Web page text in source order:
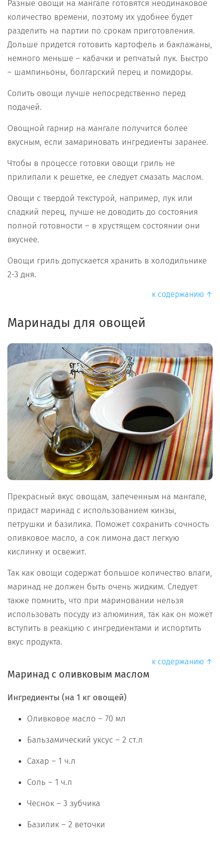
Разные овощи на мангале готовятся неодинаковое
количество времени, поэтому их удобнее будет
разделить на партии по срокам приготовления.
Дольше придется готовить картофель и баклажаны,
немного меньше – кабачки и репчатый лук. Быстро
– шампиньоны, болгарский перец и помидоры.
Солить овощи лучше непосредственно перед
подачей.
Овощной гарнир на мангале получится более
вкусным, если замариновать ингредиенты заранее.
Чтобы в процессе готовки овощи гриль не
прилипали к решетке, ее следует смазать маслом.
Овощи с твердой текстурой, например, лук или
сладкий перец, лучше не доводить до состояния
полной готовности – в хрустящем состоянии они
вкуснее.
Овощи гриль допускается хранить в холодильнике
2-3 дня.
к содержанию ↑
Маринады для овощей
Прекрасный вкус овощам, запеченным на мангале,
придаст маринад с использованием кинзы,
петрушки и базилика. Поможет сохранить сочность
оливковое масло, а сок лимона даст легкую
кислинку и освежит.
Так как овощи содержат большое количество влаги,
маринад не должен быть очень жидким. Следует
также помнить, что при мариновании нельзя
использовать посуду из алюминия, так как он может
вступить в реакцию с ингредиентами и испортить
вкус продукта.
к содержанию ↑
Маринад с оливковым маслом
Ингредиенты (на 1 кг овощей)
Оливковое масло – 70 мл
Бальзамический уксус – 2 ст.л
Сахар – 1 ч.л
Соль – 1 ч.л
Чеснок – 3 зубчика
Базилик – 2 веточки